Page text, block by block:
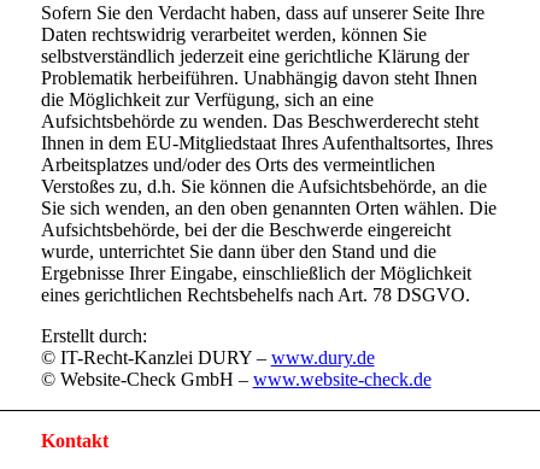
Sofern Sie den Verdacht haben, dass auf unserer Seite Ihre
Daten rechtswidrig verarbeitet werden, können Sie
selbstverständlich jederzeit eine gerichtliche Klärung der
Problematik herbeiführen. Unabhängig davon steht Ihnen
die Möglichkeit zur Verfügung, sich an eine
Aufsichtsbehörde zu wenden. Das Beschwerderecht steht
Ihnen in dem EU-Mitgliedstaat Ihres Aufenthaltsortes, Ihres
Arbeitsplatzes und/oder des Orts des vermeintlichen
Verstoßes zu, d.h. Sie können die Aufsichtsbehörde, an die
Sie sich wenden, an den oben genannten Orten wählen. Die
Aufsichtsbehörde, bei der die Beschwerde eingereicht
wurde, unterrichtet Sie dann über den Stand und die
Ergebnisse Ihrer Eingabe, einschließlich der Möglichkeit
eines gerichtlichen Rechtsbehelfs nach Art. 78 DSGVO.
Erstellt durch:
© IT-Recht-Kanzlei DURY – www.dury.de
© Website-Check GmbH – www.website-check.de
Kontakt